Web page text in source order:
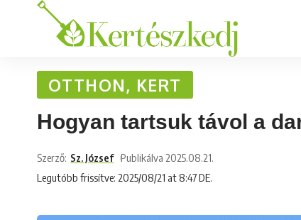
OTTHON, KERT
Hogyan tartsuk távol a
Legutóbb frissítve: 2025/08/21 at 8:47 DE.
Szerző: Sz. József Publikálva 2025.08.21.